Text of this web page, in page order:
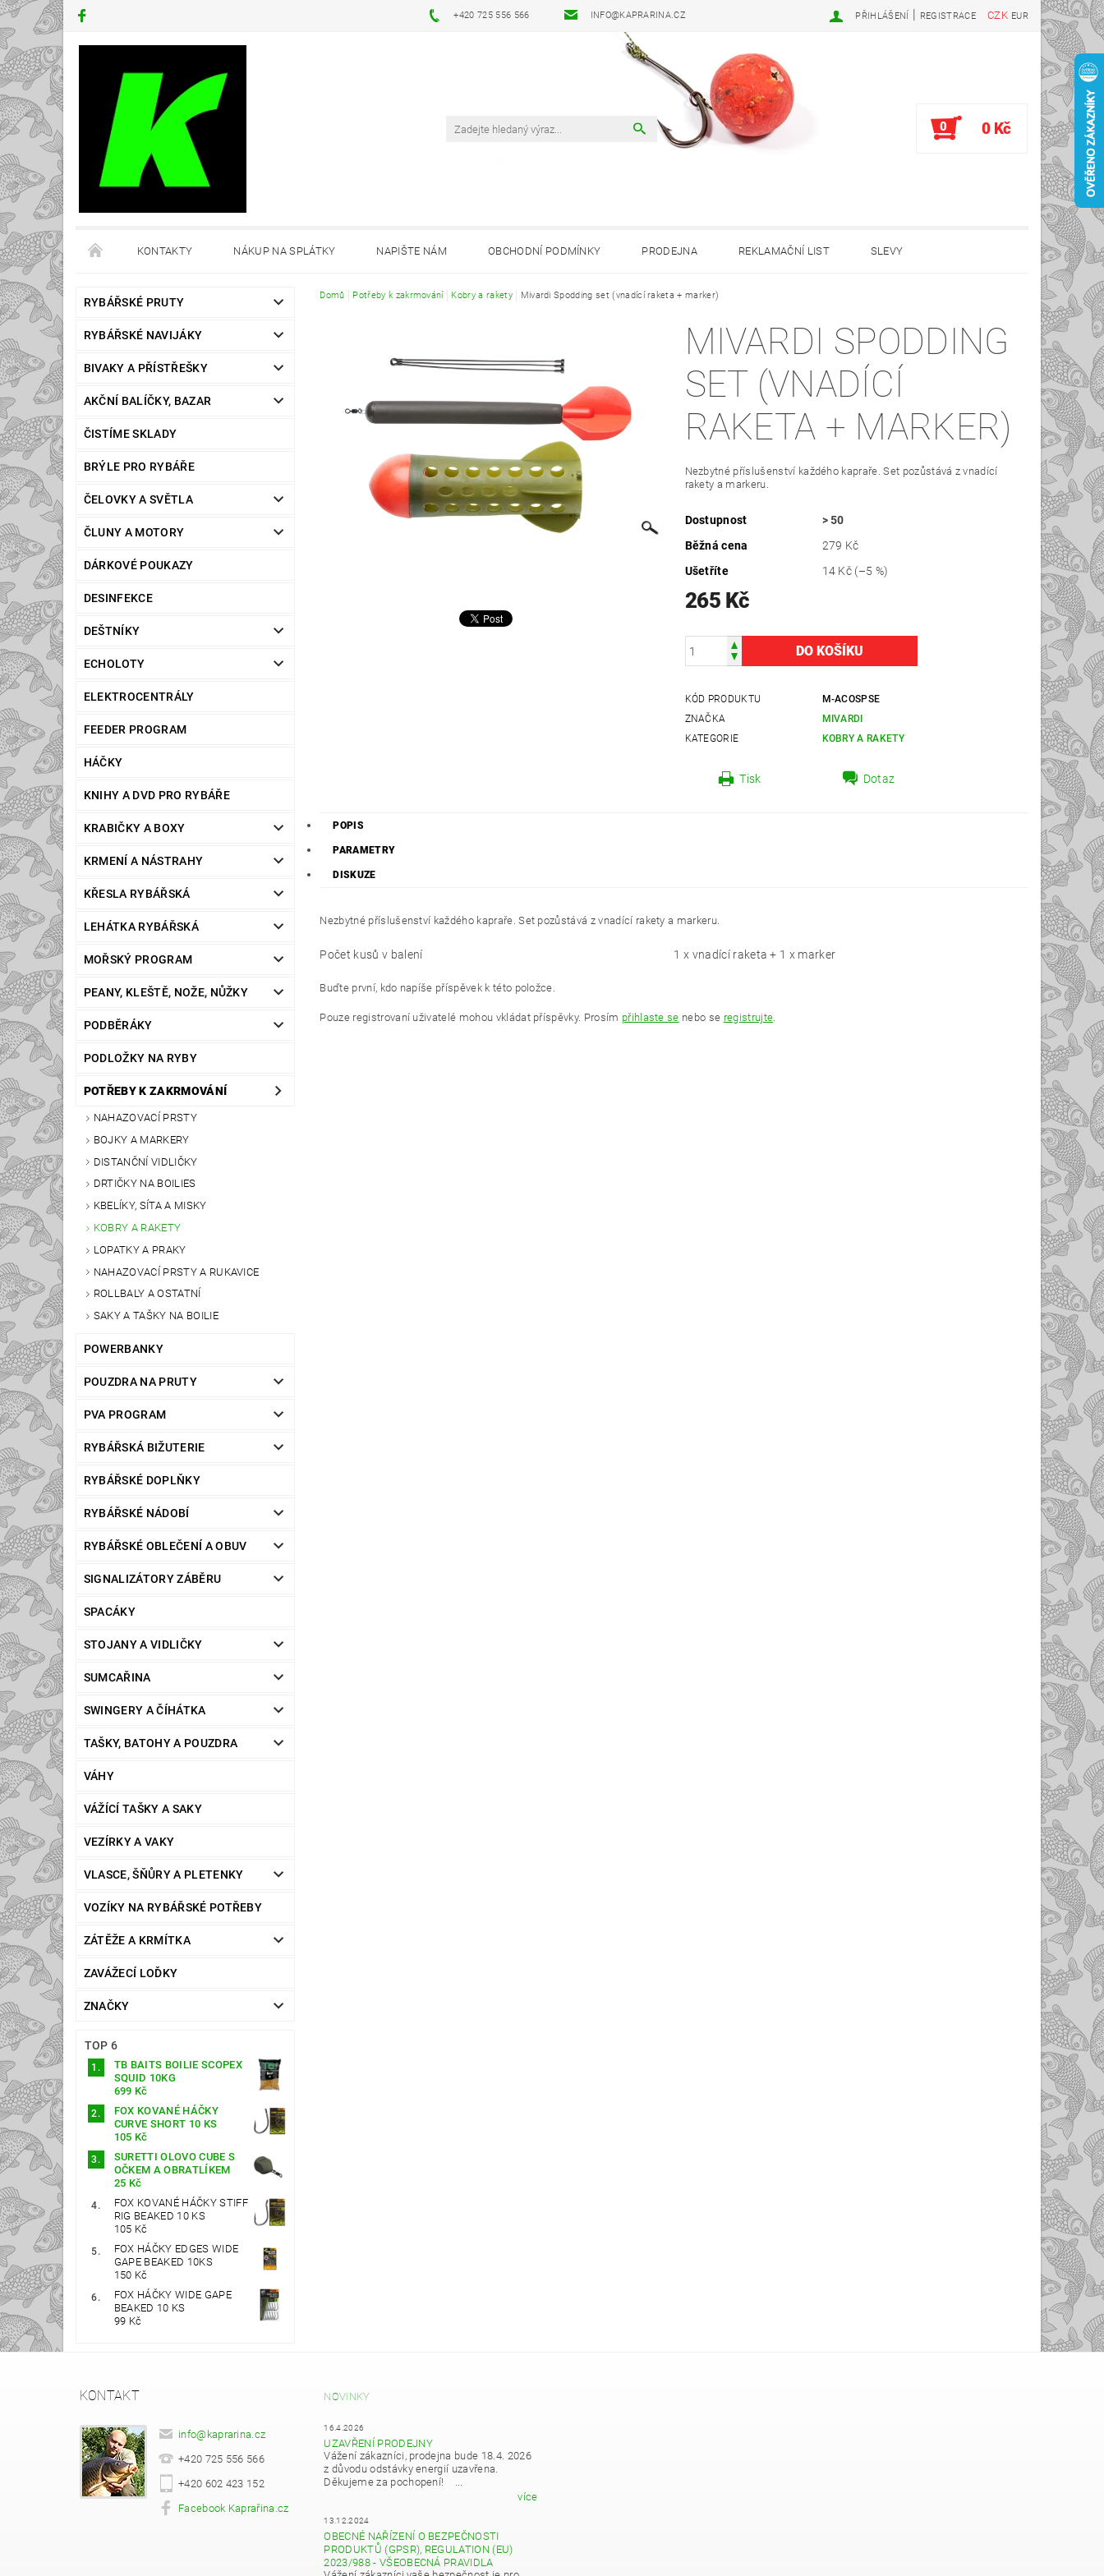
+420 725 556 566 INFO@KAPRARINA.CZ CZK EUR
PŘIHLÁŠENÍ | REGISTRACE
0 0 Kč
KONTAKTY NÁKUP NA SPLÁTKY NAPIŠTE NÁM OBCHODNÍ PODMÍNKY PRODEJNA REKLAMAČNÍ LIST SLEVY
RYBÁŘSKÉ PRUTY
RYBÁŘSKÉ NAVIJÁKY
BIVAKY A PŘÍSTŘEŠKY
AKČNÍ BALÍČKY, BAZAR
ČISTÍME SKLADY
BRÝLE PRO RYBÁŘE
ČELOVKY A SVĚTLA
ČLUNY A MOTORY
DÁRKOVÉ POUKAZY
DESINFEKCE
DEŠTNÍKY
ECHOLOTY
ELEKTROCENTRÁLY
FEEDER PROGRAM
HÁČKY
KNIHY A DVD PRO RYBÁŘE
KRABIČKY A BOXY
KRMENÍ A NÁSTRAHY
KŘESLA RYBÁŘSKÁ
LEHÁTKA RYBÁŘSKÁ
MOŘSKÝ PROGRAM
PEANY, KLEŠTĚ, NOŽE, NŮŽKY
PODBĚRÁKY
PODLOŽKY NA RYBY
POTŘEBY K ZAKRMOVÁNÍ
NAHAZOVACÍ PRSTY
BOJKY A MARKERY
DISTANČNÍ VIDLIČKY
DRTIČKY NA BOILIES
KBELÍKY, SÍTA A MISKY
KOBRY A RAKETY
LOPATKY A PRAKY
NAHAZOVACÍ PRSTY A RUKAVICE
ROLLBALY A OSTATNÍ
SAKY A TAŠKY NA BOILIE
POWERBANKY
POUZDRA NA PRUTY
PVA PROGRAM
RYBÁŘSKÁ BIŽUTERIE
RYBÁŘSKÉ DOPLŇKY
RYBÁŘSKÉ NÁDOBÍ
RYBÁŘSKÉ OBLEČENÍ A OBUV
SIGNALIZÁTORY ZÁBĚRU
SPACÁKY
STOJANY A VIDLIČKY
SUMCAŘINA
SWINGERY A ČÍHÁTKA
TAŠKY, BATOHY A POUZDRA
VÁHY
VÁŽÍCÍ TAŠKY A SAKY
VEZÍRKY A VAKY
VLASCE, ŠŇŮRY A PLETENKY
VOZÍKY NA RYBÁŘSKÉ POTŘEBY
ZÁTĚŽE A KRMÍTKA
ZAVÁŽECÍ LOĎKY
ZNAČKY
TOP 6
TB BAITS BOILIE SCOPEX
SQUID 10KG
699 Kč
FOX KOVANÉ HÁČKY
CURVE SHORT 10 KS
105 Kč
SURETTI OLOVO CUBE S
OČKEM A OBRATLÍKEM
25 Kč
FOX KOVANÉ HÁČKY STIFF
RIG BEAKED 10 KS
105 Kč
FOX HÁČKY EDGES WIDE
GAPE BEAKED 10KS
150 Kč
FOX HÁČKY WIDE GAPE
BEAKED 10 KS
99 Kč
Domů Potřeby k zakrmování Kobry a rakety Mivardi Spodding set (vnadící raketa + marker)
MIVARDI SPODDING
SET (VNADÍCÍ
RAKETA + MARKER)
Nezbytné příslušenství každého kapraře. Set pozůstává z vnadící
rakety a markeru.
Dostupnost
> 50
Běžná cena
279 Kč
Ušetříte
14 Kč (–5 %)
265 Kč
KÓD PRODUKTU
M-ACOSPSE
ZNAČKA
MIVARDI
KATEGORIE
KOBRY A RAKETY
Tisk Dotaz
POPIS
PARAMETRY
DISKUZE
Nezbytné příslušenství každého kapraře. Set pozůstává z vnadící rakety a markeru.
Počet kusů v balení 1 x vnadící raketa + 1 x marker
Buďte první, kdo napíše příspěvek k této položce.
Pouze registrovaní uživatelé mohou vkládat příspěvky. Prosím přihlaste se nebo se registrujte.
KONTAKT
info@kaprarina.cz
+420 725 556 566
+420 602 423 152
Facebook Kaprařina.cz
NOVINKY
16.4.2026
UZAVŘENÍ PRODEJNY
Vážení zákazníci, prodejna bude 18.4. 2026
z důvodu odstávky energií uzavřena.
Děkujeme za pochopení! ...
více
13.12.2024
OBECNÉ NAŘÍZENÍ O BEZPEČNOSTI
PRODUKTŮ (GPSR), REGULATION (EU)
2023/988 - VŠEOBECNÁ PRAVIDLA